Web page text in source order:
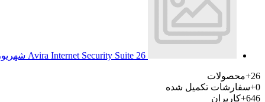
Avira Internet Security Suite 26 شهریور 1393
26+
محصولات
0+ سفارشات تکمیل شده
646+ کاربران